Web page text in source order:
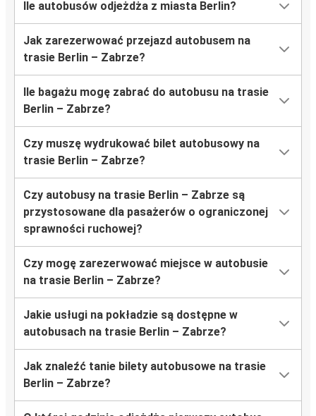
Ile autobusów odjeżdża z miasta Berlin?
Jak zarezerwować przejazd autobusem na
trasie Berlin – Zabrze?
Ile bagażu mogę zabrać do autobusu na trasie
Berlin – Zabrze?
Czy muszę wydrukować bilet autobusowy na
trasie Berlin – Zabrze?
Czy autobusy na trasie Berlin – Zabrze są
przystosowane dla pasażerów o ograniczonej
sprawności ruchowej?
Czy mogę zarezerwować miejsce w autobusie
na trasie Berlin – Zabrze?
Jakie usługi na pokładzie są dostępne w
autobusach na trasie Berlin – Zabrze?
Jak znaleźć tanie bilety autobusowe na trasie
Berlin – Zabrze?